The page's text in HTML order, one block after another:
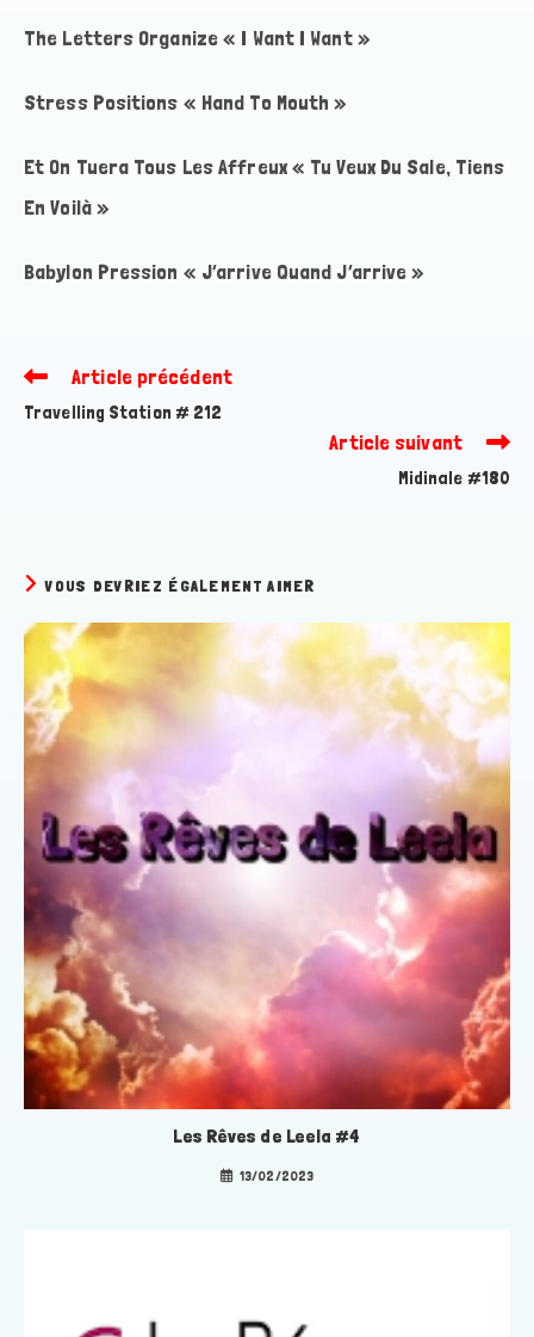
The Letters Organize « I Want I Want »
Stress Positions « Hand To Mouth »
Et On Tuera Tous Les Affreux « Tu Veux Du Sale, Tiens
En Voilà »
Babylon Pression « J’arrive Quand J’arrive »
Read
articles
Article précédent
Travelling Station # 212
Article suivant
Midinale #180
VOUS DEVRIEZ ÉGALEMENT AIMER
Les Rêves de Leela #4
13/02/2023